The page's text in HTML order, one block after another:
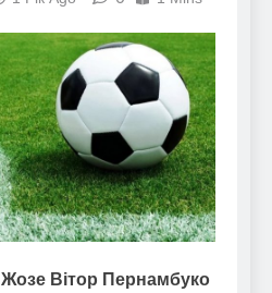
Жозе Вітор Пернамбуко